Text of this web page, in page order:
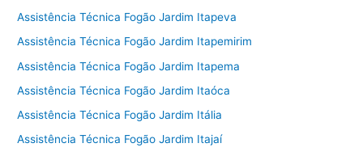
Assistência Técnica Fogão Jardim Itapeva
Assistência Técnica Fogão Jardim Itapemirim
Assistência Técnica Fogão Jardim Itapema
Assistência Técnica Fogão Jardim Itaóca
Assistência Técnica Fogão Jardim Itália
Assistência Técnica Fogão Jardim Itajaí